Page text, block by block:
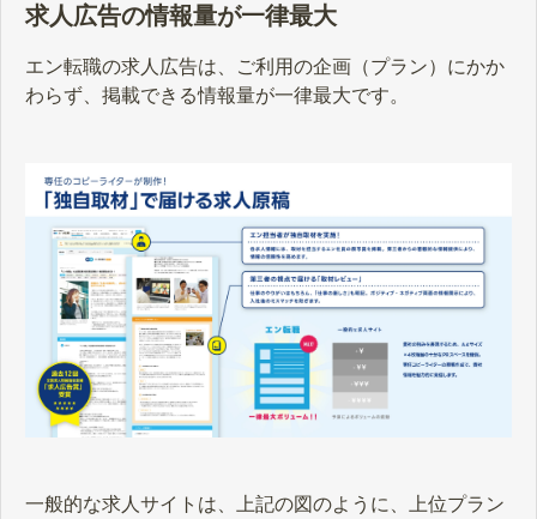
求人広告の情報量が一律最大
エン転職の求人広告は、ご利用の企画（プラン）にかか
わらず、掲載できる情報量が一律最大です。
一般的な求人サイトは、上記の図のように、上位プラン